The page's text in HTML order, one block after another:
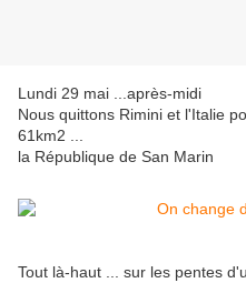
Lundi 29 mai ...après-midi
Nous quittons Rimini et l'Italie
61km2 ...
la République de San Marin
Tout là-haut ... sur les pentes